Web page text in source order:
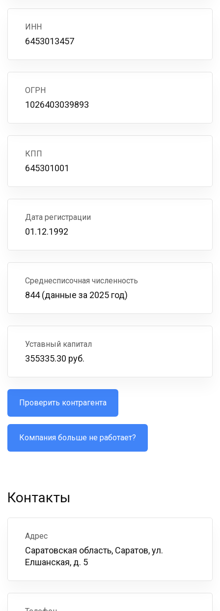
ИНН
6453013457
ОГРН
1026403039893
КПП
645301001
Дата регистрации
01.12.1992
Среднесписочная численность
844 (данные за 2025 год)
Уставный капитал
355335.30 руб.
Проверить контрагента
Компания больше не работает?
Контакты
Адрес
Саратовская область, Саратов, ул.
Елшанская, д. 5